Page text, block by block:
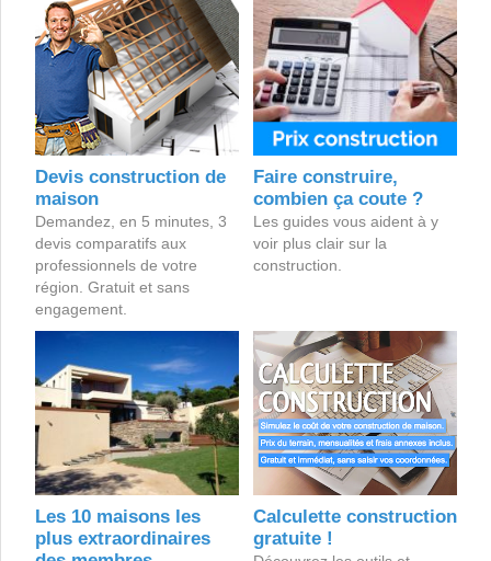
Devis construction de
maison
Demandez, en 5 minutes, 3
devis comparatifs aux
professionnels de votre
région. Gratuit et sans
engagement.
Faire construire,
combien ça coute ?
Les guides vous aident à y
voir plus clair sur la
construction.
Les 10 maisons les
plus extraordinaires
Calculette construction
gratuite !